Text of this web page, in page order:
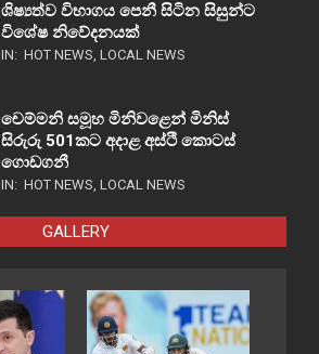
ශිෂ්‍යත්ව විභාගය පෙනී සිටින සිසුන්ට
විශේෂ නිවේදනයක්
IN: HOT NEWS, LOCAL NEWS
චෙම්මනි සමූහ මිනිවළෙන් මිනිස්
සිරුරු 501කට අදාළ අස්ථි කොටස්
ගොඩගනී
IN: HOT NEWS, LOCAL NEWS
GALLERY